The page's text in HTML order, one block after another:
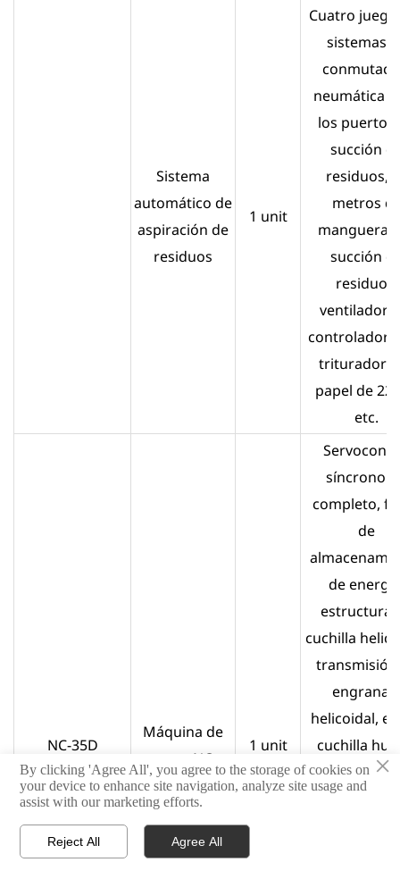
Sistema
automático de
aspiración de
residuos
1 unit
Cuatro
sistemas
neumática
los puertos
succión
residuos,
metros
mangueras
succión
residuos,
trituradora
papel de
etc.
NC-35D
Máquina de
corte NC
1 unit
síncrono
completo,
de
de
estructura
cuchilla
transmisión
engranaje
helicoidal,
cuchilla
protección
presión de
 
×
By clicking 'Agree All', you agree to the storage of cookies on
your device to enhance site navigation, analyze site usage and
assist with our marketing efforts.
Reject All Agree All